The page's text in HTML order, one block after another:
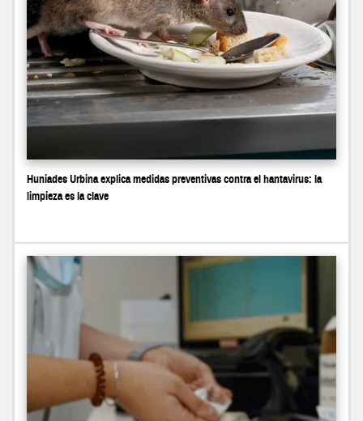
Huniades Urbina explica medidas preventivas contra el hantavirus: la
limpieza es la clave